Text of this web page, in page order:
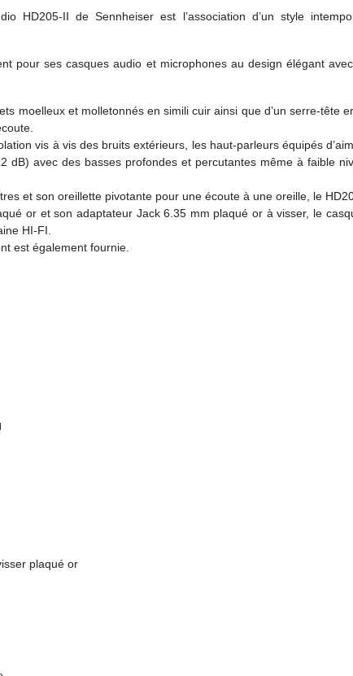
HD205-II de Sennheiser est l’association d’un style
pour ses casques audio et microphones au design élégant
moelleux et molletonnés en simili cuir ainsi que d’un serre-tête
vis à vis des bruits extérieurs, les haut-parleurs équipés
dB) avec des basses profondes et percutantes même à faible
et son oreillette pivotante pour une écoute à une oreille, le
or et son adaptateur Jack 6.35 mm plaqué or à visser, le
HI-FI.
est également fournie.
plaqué or